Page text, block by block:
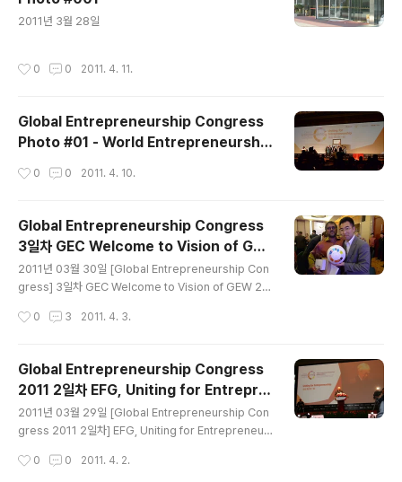
2011년 3월 28일
0 0 2011. 4. 11.
Global Entrepreneurship Congress
Photo #01 - World Entrepreneurship
Travel
0 0 2011. 4. 10.
Global Entrepreneurship Congress
3일차 GEC Welcome to Vision of GE
W 2011 and Beyond 등 - 기업가정신 세
계일주
2011년 03월 30일 [Global Entrepreneurship Con
gress] 3일차 GEC Welcome to Vision of GEW 20
의 비전과 그 이후에 대해 조나단이 열정적인 설명을 하고
Tech 경진대회 소개. 새로운 사업의 제안 Start-up 50
How does it work? 매우 중요한 파트. 질문하는 청중
들. 케빈은 부가 설명. 매우 젊고 패기가 넘치는 친구였음.
Your Big Year이라는 흥미로운 캠페인을 시행하고 있는
0 3 2011. 4. 3.
Global Entrepreneurship Congress
2011 2일차 EFG, Uniting for Entrepre
neurship - 기업가정신 세계일주
2011년 03월 29일 [Global Entrepreneurship Con
gress 2011 2일차] EFG, Uniting for Entrepreneur
epreneurship Congress 행사가 열리는 날이다. 공안
0 0 2011. 4. 2.